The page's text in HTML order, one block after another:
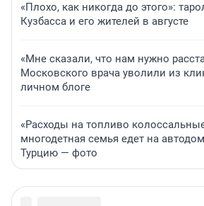
«Плохо, как никогда до этого»:
Кузбасса и его жителей в августе
«Мне сказали, что нам нужно
Московского врача уволили из
личном блоге
«Расходы на топливо
многодетная семья едет на
Турцию — фото